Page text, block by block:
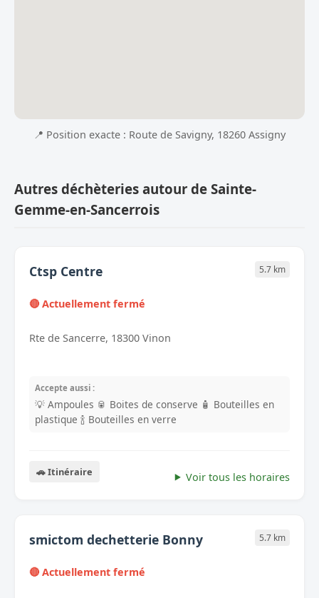
📍 Position exacte : Route de Savigny, 18260 Assigny
Autres déchèteries autour de Sainte-
Gemme-en-Sancerrois
Ctsp Centre 5.7 km
🔴 Actuellement fermé
Rte de Sancerre, 18300 Vinon
Accepte aussi :
💡 Ampoules 🥫 Boites de conserve 🧴 Bouteilles en
plastique 🍾 Bouteilles en verre
🚗 Itinéraire Voir tous les horaires
smictom dechetterie Bonny 5.7 km
🔴 Actuellement fermé